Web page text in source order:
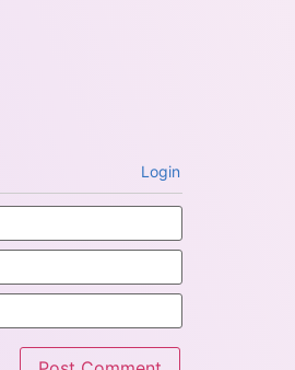
Login
Name*
Email*
Website